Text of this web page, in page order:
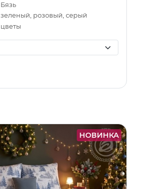
Бязь
зеленый, розовый, серый
цветы
НОВИНКА